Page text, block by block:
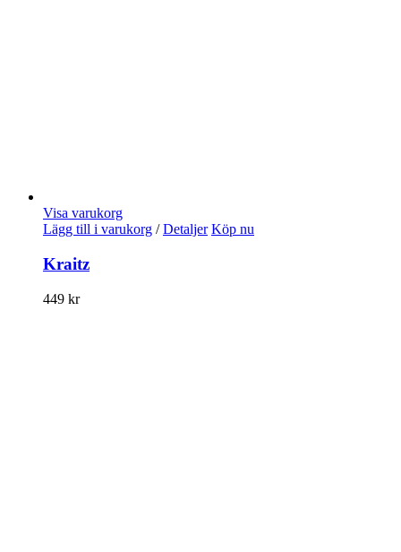
Visa varukorg
Lägg till i varukorg / Detaljer Köp nu
Kraitz
449 kr